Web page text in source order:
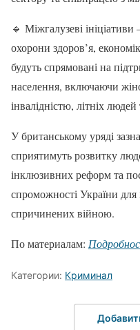
🔹 Міжгалузеві ініціативи
охорони здоров’я,
будуть спрямовані на
населення, включаючи
інвалідністю, літніх людей
У британському уряді
сприятимуть розвитку
інклюзивних реформ та
спроможності України
спричинених війною.
По материалам:
Категории: Криминал